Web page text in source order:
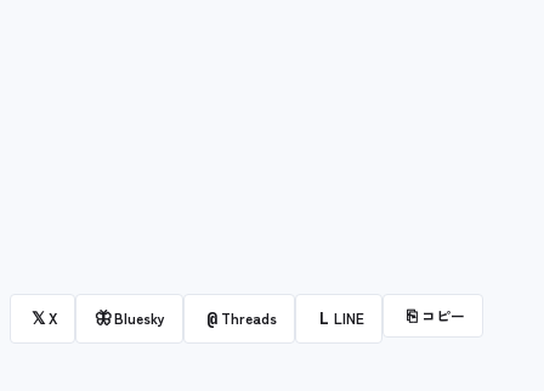
𝕏X 🦋Bluesky @ Threads L LINE ⎘ コピー